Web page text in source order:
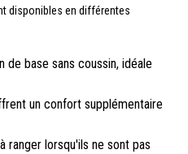
disponibles en différentes
de base sans coussin, idéale
un confort supplémentaire
ranger lorsqu'ils ne sont pas